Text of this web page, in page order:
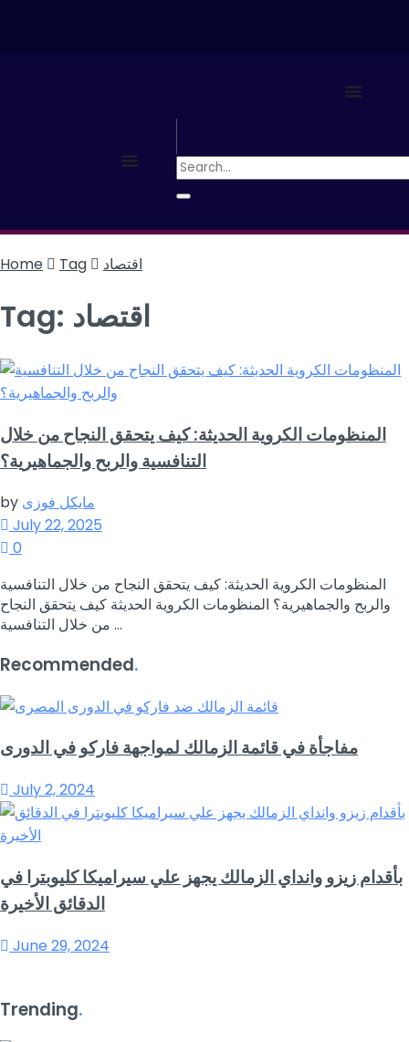
Home Tag اقتصاد
Tag: اقتصاد
المنظومات الكروية الحديثة: كيف يتحقق النجاح من خلال
التنافسية والربح والجماهيرية؟
by مايكل فوزى
July 22, 2025
0
المنظومات الكروية الحديثة: كيف يتحقق النجاح من خلال التنافسية
والربح والجماهيرية؟ المنظومات الكروية الحديثة كيف يتحقق النجاح
من خلال التنافسية ...
Recommended.
مفاجأة في قائمة الزمالك لمواجهة فاركو في الدورى
July 2, 2024
بأقدام زيزو وانداي الزمالك يجهز علي سيراميكا كليوبترا في
الدقائق الأخيرة
June 29, 2024
Trending.